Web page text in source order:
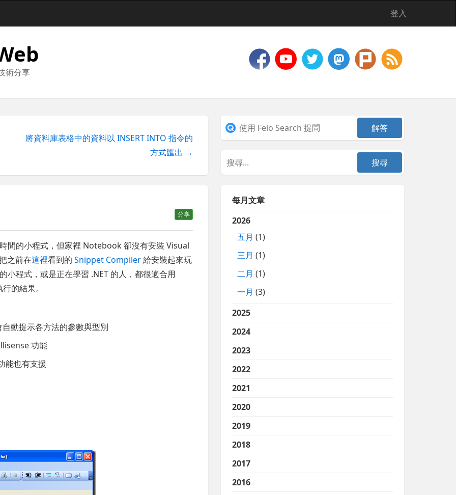
登入
術分享
將資料庫表格中的資料以 INSERT INTO 指令的
方式匯出 →
分享
間的小程式，但家裡 Notebook 卻沒有安裝 Visual
之前在這裡看到的Snippet Compiler給安裝起來玩
小程式，或是正在學習 .NET 的人，都很適合用
的結果。
動提示各方法的參數與型別
功能
能也有支援
每月文章
2026
五月 (1)
三月 (1)
二月 (1)
一月 (3)
2025
2024
2023
2022
2021
2020
2019
2018
2017
2016